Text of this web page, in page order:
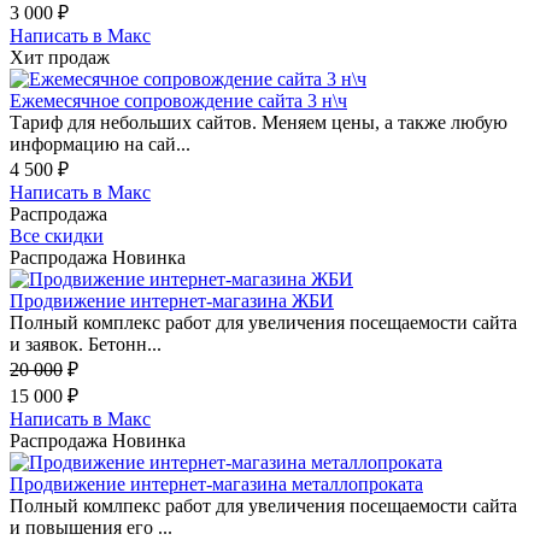
3 000 ₽
Написать в Макс
Хит продаж
Ежемесячное сопровождение сайта 3 н\ч
Тариф для небольших сайтов. Меняем цены, а также любую
информацию на сай...
4 500 ₽
Написать в Макс
Распродажа
Все скидки
Распродажа Новинка
Продвижение интернет-магазина ЖБИ
Полный комплекс работ для увеличения посещаемости сайта
и заявок. Бетонн...
20 000 ₽
15 000 ₽
Написать в Макс
Распродажа Новинка
Продвижение интернет-магазина металлопроката
Полный комлпекс работ для увеличения посещаемости сайта
и повышения его ...